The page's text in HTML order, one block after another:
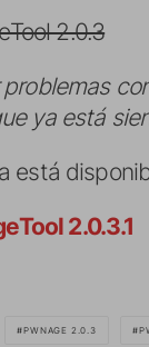
2.0.3
ya está
está
2.0.3.1
PWNAGE 2.0.3